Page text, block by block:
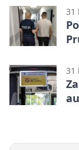
31
31